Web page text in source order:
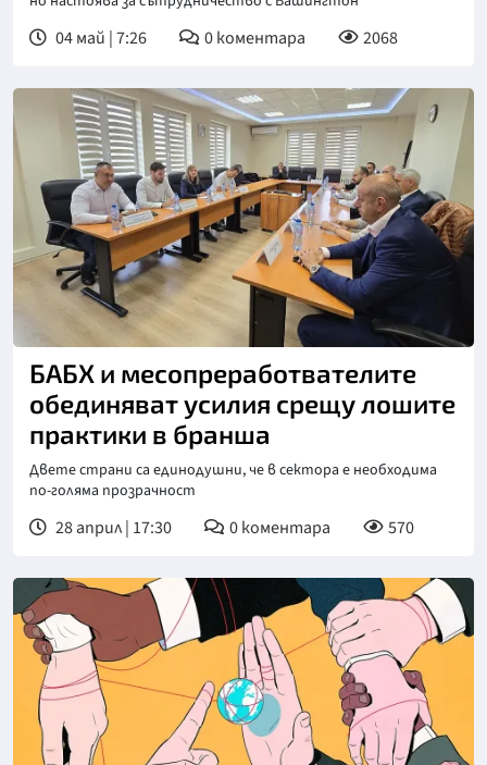
04 май | 7:26 0коментара 2068
БАБХ и месопреработвателите
обединяват усилия срещу лошите
практики в бранша
Двете страни са единодушни, че в сектора е необходима
по-голяма прозрачност
28 април | 17:30 0коментара 570